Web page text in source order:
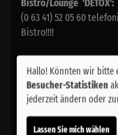
(0 63 41) 52 05 60
Bistro!!!!
Hallo! Könnten wir bitte
Besucher-Statistiken
jederzeit ändern oder
Lassen Sie mich wählen